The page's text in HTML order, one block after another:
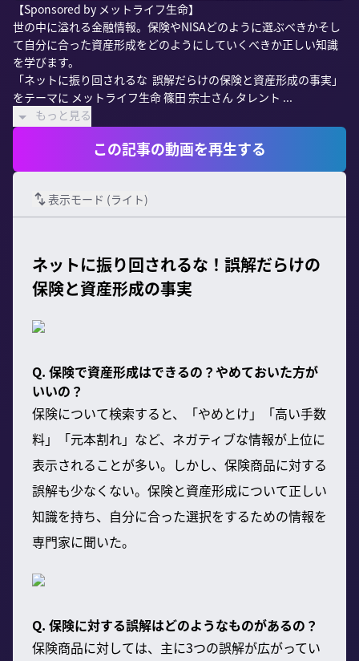
【Sponsored by メットライフ生命】
世の中に溢れる金融情報。保険やNISAどのように選ぶべきかそし
て自分に合った資産形成をどのようにしていくべきか正しい知識
を学びます。
「ネットに振り回されるな  誤解だらけの保険と資産形成の事実」
をテーマに メットライフ生命 篠田 宗士さん タレント ...
もっと見る
この記事の動画を再生する
表示モード (ライト)
ネットに振り回されるな！誤解だらけの
保険と資産形成の事実
Q. 保険で資産形成はできるの？やめておいた方が
いいの？
保険について検索すると、「やめとけ」「高い手数
料」「元本割れ」など、ネガティブな情報が上位に
表示されることが多い。しかし、保険商品に対する
誤解も少なくない。保険と資産形成について正しい
知識を持ち、自分に合った選択をするための情報を
専門家に聞いた。
Q. 保険に対する誤解はどのようなものがあるの？
保険商品に対しては、主に3つの誤解が広がってい